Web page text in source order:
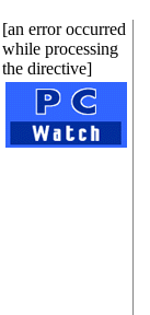
[an error occurred
while processing
the directive]